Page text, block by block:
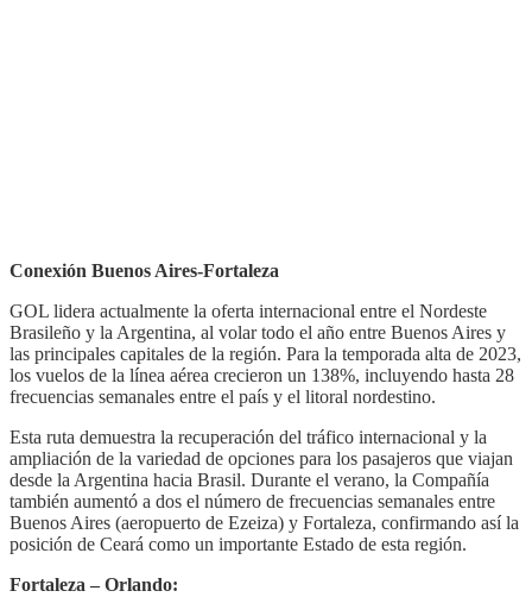
Conexión Buenos Aires-Fortaleza
GOL lidera actualmente la oferta internacional entre el Nordeste
Brasileño y la Argentina, al volar todo el año entre Buenos Aires y
las principales capitales de la región. Para la temporada alta de 2023,
los vuelos de la línea aérea crecieron un 138%, incluyendo hasta 28
frecuencias semanales entre el país y el litoral nordestino.
Esta ruta demuestra la recuperación del tráfico internacional y la
ampliación de la variedad de opciones para los pasajeros que viajan
desde la Argentina hacia Brasil. Durante el verano, la Compañía
también aumentó a dos el número de frecuencias semanales entre
Buenos Aires (aeropuerto de Ezeiza) y Fortaleza, confirmando así la
posición de Ceará como un importante Estado de esta región.
Fortaleza – Orlando: